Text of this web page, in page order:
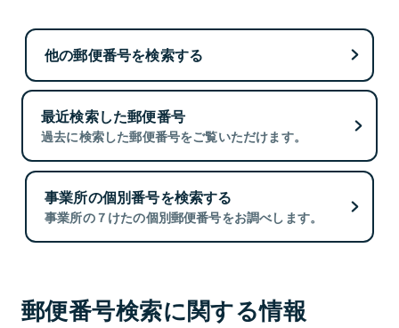
他の郵便番号を検索する
最近検索した郵便番号
過去に検索した郵便番号をご覧いただけます。
事業所の個別番号を検索する
事業所の７けたの個別郵便番号をお調べします。
郵便番号検索に関する情報